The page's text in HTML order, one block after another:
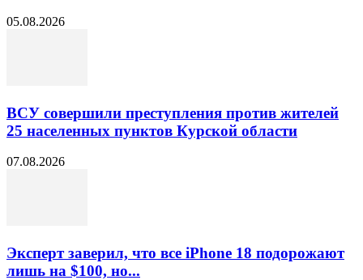
05.08.2026
ВСУ совершили преступления против жителей
25 населенных пунктов Курской области
07.08.2026
Эксперт заверил, что все iPhone 18 подорожают
лишь на $100, но...